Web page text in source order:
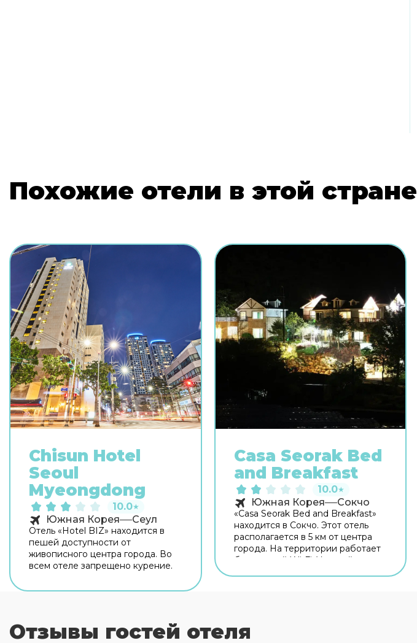
Похожие отели в этой стране
Chisun Hotel
Seoul
Myeongdong
10.0★
Южная Корея Сеул
Отель «Hotel BIZ» находится в
пешей доступности от
живописного центра города. Во
всем отеле запрещено курение.
Casa Seorak Bed
and Breakfast
10.0★
Южная Корея Сокчо
«Casa Seorak Bed and Breakfast»
находится в Сокчо. Этот отель
располагается в 5 км от центра
города. На территории работает
бесплатный Wi-Fi. Уточняйте
автопутешественников
Отзывы гостей отеля